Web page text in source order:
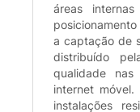
áreas
a captação de
distribuído
qualidade
internet
instalações